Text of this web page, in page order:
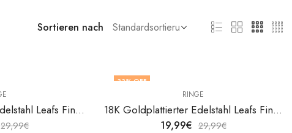
Sortieren nach
18K Goldplattierter Edelstahl Leafs Fingerring von V&F Jewelers
29,99€
33% OFF
RINGE
18K Goldplattierter Edelstahl Leafs Fingerring von V&F Jewelers
19,99€ 29,99€